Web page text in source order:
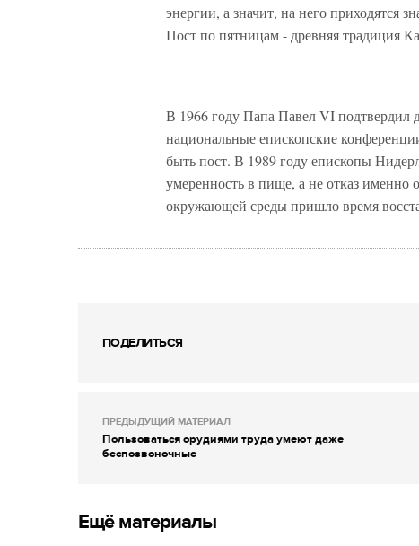
энергии, а значит, на него приходятся
Пост по пятницам - древняя традиция
В 1966 году Папа Павел VI подтвердил
национальные епископские
быть пост. В 1989 году епископы
умеренность в пище, а не отказ именно
окружающей среды пришло время
ПОДЕЛИТЬСЯ
ПРЕДЫДУЩИЙ МАТЕРИАЛ
Пользоваться орудиями труда умеют даже
беспозвоночные
Ещё материалы